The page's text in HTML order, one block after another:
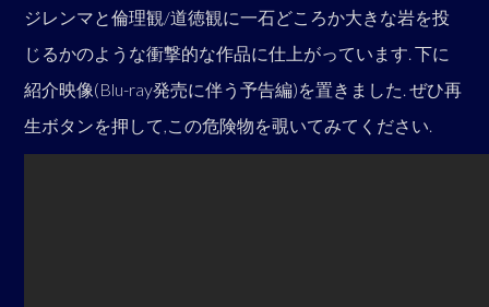
ジレンマと倫理観/道徳観に一石どころか大きな岩を投
じるかのような衝撃的な作品に仕上がっています. 下に
紹介映像(Blu-ray発売に伴う予告編)を置きました. ぜひ再
生ボタンを押して,この危険物を覗いてみてください.